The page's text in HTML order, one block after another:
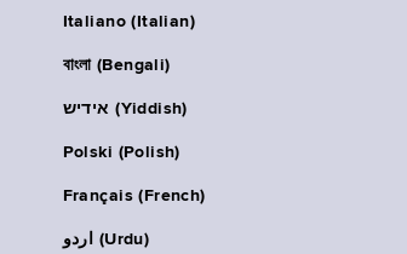
Italiano (Italian)
বাংলা (Bengali)
אידיש (Yiddish)
Polski (Polish)
Français (French)
اردو (Urdu)